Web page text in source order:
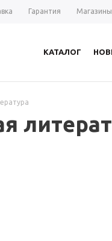
Гарантия Магазины
КАТАЛОГ